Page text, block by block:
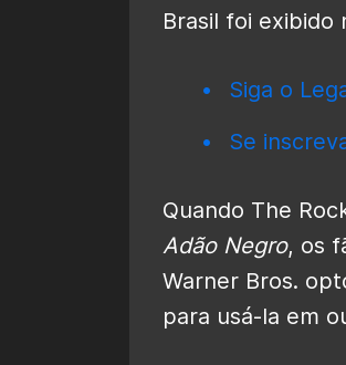
Brasil foi exibido
Siga o
Se
Quando The
Adão Negro, os
Warner Bros.
para usá-la em